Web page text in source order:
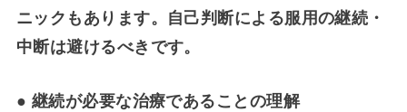
ニックもあります。自己判断による服用の継続・
中断は避けるべきです。
● 継続が必要な治療であることの理解